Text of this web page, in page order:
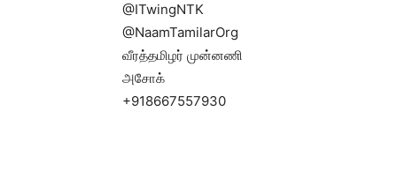
@ITwingNTK
@NaamTamilarOrg
வீரத்தமிழர் முன்னணி
அசோக்
+918667557930